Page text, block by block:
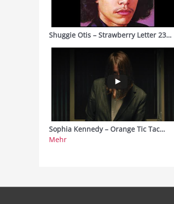
Shuggie Otis – Strawberry Letter 23…
Sophia Kennedy – Orange Tic Tac…
Mehr